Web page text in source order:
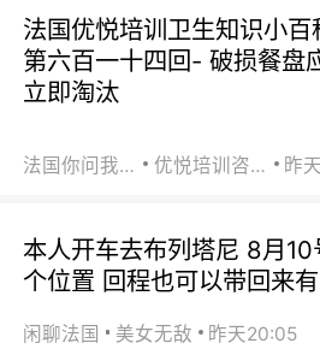
法国优悦培训卫生知识小百
第六百一十四回- 破损餐盘
立即淘汰
法国你问我答 优悦培训咨询 昨
本人开车去布列塔尼 8月
个位置 回程也可以带回来
闲聊法国 美女无敌 昨天20:05